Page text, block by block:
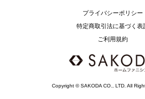
プライバシーポリシー
特定商取引法に基づく表
ご利用規約
Copyright © SAKODA CO., LTD. All